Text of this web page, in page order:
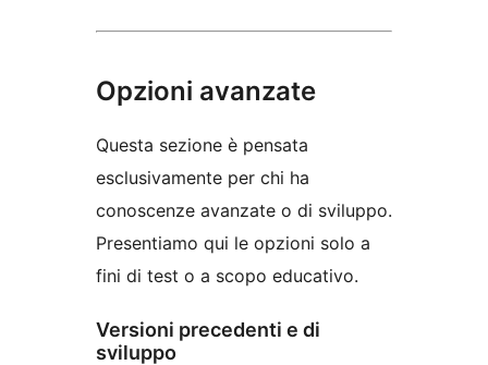
Opzioni avanzate
Questa sezione è pensata
esclusivamente per chi ha
conoscenze avanzate o di sviluppo.
Presentiamo qui le opzioni solo a
fini di test o a scopo educativo.
Versioni precedenti e di
sviluppo